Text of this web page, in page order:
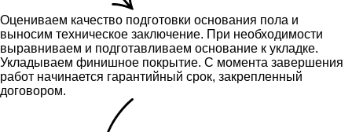
Оцениваем качество подготовки основания пола и
выносим техническое заключение. При необходимости
выравниваем и подготавливаем основание к укладке.
Укладываем финишное покрытие. С момента завершения
работ начинается гарантийный срок, закрепленный
договором.